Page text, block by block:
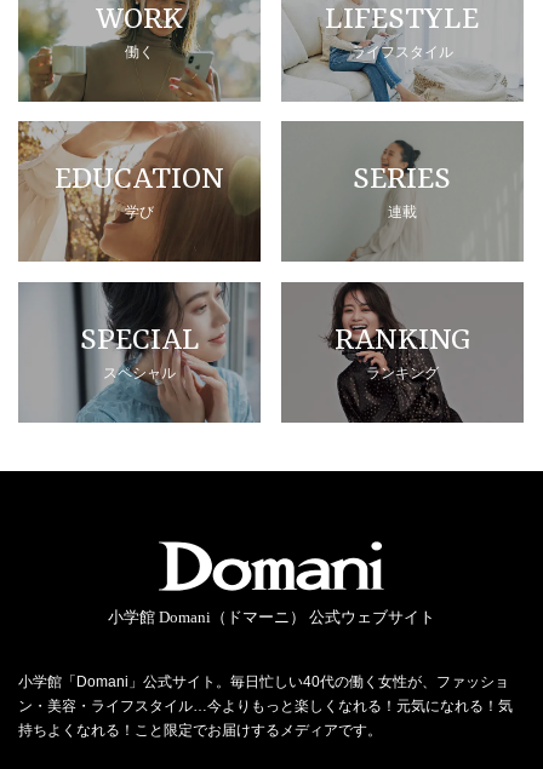
WORK
働く
LIFESTYLE
ライフスタイル
EDUCATION
学び
SERIES
連載
SPECIAL
スペシャル
RANKING
ランキング
小学館 Domani（ドマーニ） 公式ウェブサイト
小学館「Domani」公式サイト。毎日忙しい40代の働く女性が、ファッショ
ン・美容・ライフスタイル…今よりもっと楽しくなれる！元気になれる！気
持ちよくなれる！こと限定でお届けするメディアです。